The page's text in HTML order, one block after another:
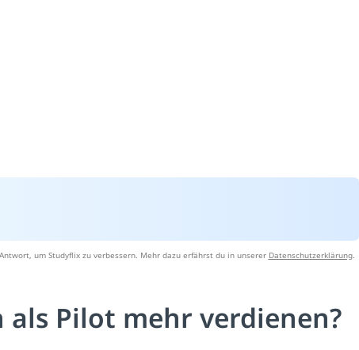
um Studyflix zu verbessern. Mehr dazu erfährst du in unserer Datenschutzerklärung.
als Pilot mehr verdienen?